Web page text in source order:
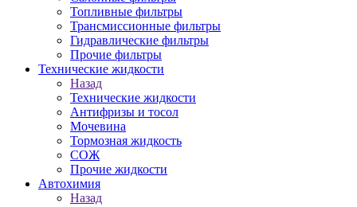
Топливные фильтры
Трансмиссионные фильтры
Гидравлические фильтры
Прочие фильтры
Технические жидкости
Назад
Технические жидкости
Антифризы и тосол
Мочевина
Тормозная жидкость
СОЖ
Прочие жидкости
Автохимия
Назад